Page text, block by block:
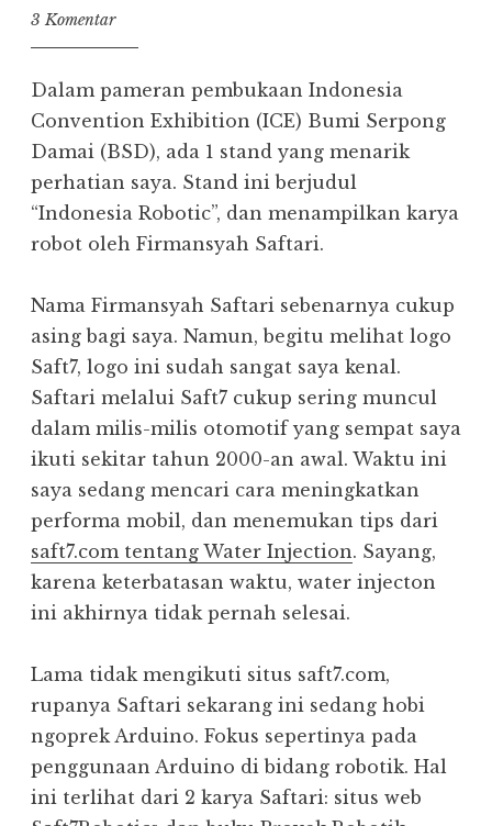
3 Komentar
Dalam pameran pembukaan Indonesia
Convention Exhibition (ICE) Bumi Serpong
Damai (BSD), ada 1 stand yang menarik
perhatian saya. Stand ini berjudul
“Indonesia Robotic”, dan menampilkan karya
robot oleh Firmansyah Saftari.
Nama Firmansyah Saftari sebenarnya cukup
asing bagi saya. Namun, begitu melihat logo
Saft7, logo ini sudah sangat saya kenal.
Saftari melalui Saft7 cukup sering muncul
dalam milis-milis otomotif yang sempat saya
ikuti sekitar tahun 2000-an awal. Waktu ini
saya sedang mencari cara meningkatkan
performa mobil, dan menemukan tips dari
saft7.com tentang Water Injection. Sayang,
karena keterbatasan waktu, water injecton
ini akhirnya tidak pernah selesai.
Lama tidak mengikuti situs saft7.com,
rupanya Saftari sekarang ini sedang hobi
ngoprek Arduino. Fokus sepertinya pada
penggunaan Arduino di bidang robotik. Hal
ini terlihat dari 2 karya Saftari: situs web